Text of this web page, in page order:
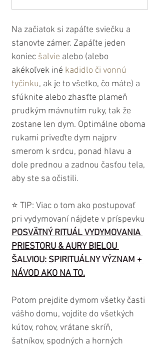
Na začiatok si zapáľte sviečku a
stanovte zámer. Zapáľte jeden
koniec šalvie alebo (alebo
akékoľvek iné kadidlo či vonnú
tyčinku, ak je to všetko, čo máte) a
sfúknite alebo zhasťte plameň
prudkým mávnutím ruky, tak že
zostane len dym. Optimálne oboma
rukami priveďte dym najprv
smerom k srdcu, ponad hlavu a
dole prednou a zadnou časťou tela,
aby ste sa očistili.
⭐️ TIP: Viac o tom ako postupovať
pri vydymovaní nájdete v príspevku
POSVÄTNÝ RITUÁL VYDYMOVANIA
PRIESTORU & AURY BIELOU
ŠALVIOU: SPIRITUÁLNY VÝZNAM +
NÁVOD AKO NA TO.
Potom prejdite dymom všetky časti
vášho domu, vojdite do všetkých
kútov, rohov, vrátane skríň,
šatníkov, spodných a horných